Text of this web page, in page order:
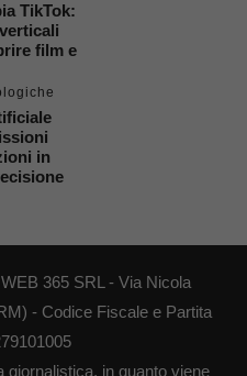
TikTok:
film e
in
365 SRL - Via Nicola
- Codice Fiscale e Partita
giornalistica, in quanto viene